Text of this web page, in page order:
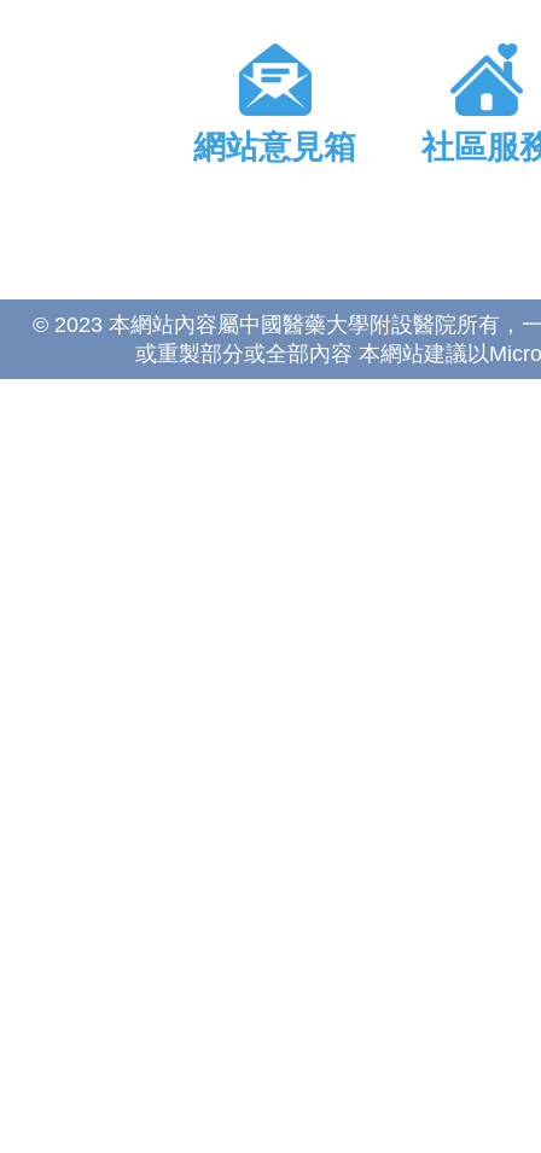
網站意見箱 社區服
© 2023 本網站內容屬中國醫藥大學附設醫院所有，
或重製部分或全部內容 本網站建議以